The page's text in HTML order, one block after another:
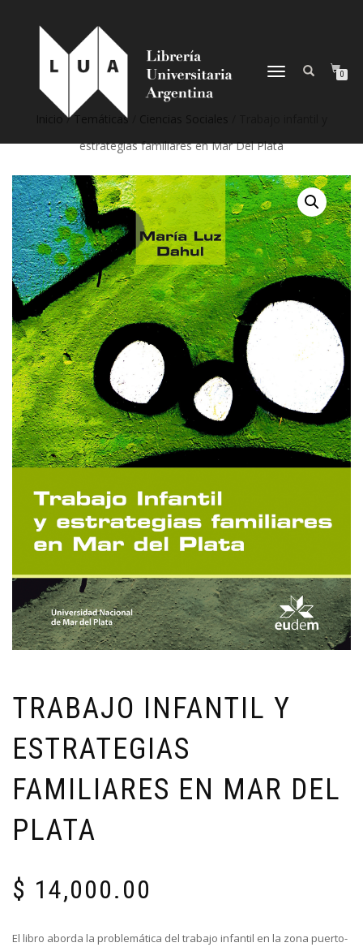
NAVEGACIÓN
0
/Temáticas
estrategias familiares en Mar Del Plata
TRABAJO INFANTIL Y
ESTRATEGIAS
FAMILIARES EN MAR DEL
PLATA
$ 14,000.00
El libro aborda la problemática del trabajo infantil en la zona puerto-